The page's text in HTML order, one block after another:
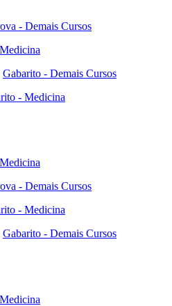
- Demais Cursos
Gabarito - Demais Cursos
- Medicina
- Demais Cursos
- Medicina
Gabarito - Demais Cursos